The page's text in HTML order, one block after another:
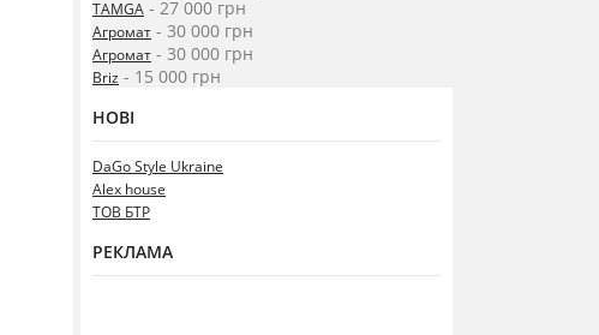
TAMGA - 27 000 грн
Агромат - 30 000 грн
Агромат - 30 000 грн
Briz - 15 000 грн
НОВІ
DaGo Style Ukraine
Alex house
ТОВ БТР
РЕКЛАМА